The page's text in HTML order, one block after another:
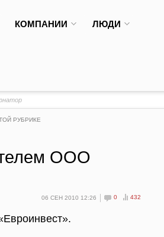
КОМПАНИИ ЛЮДИ
РУБРИКЕ
ООО
06 СЕН 2010 12:26 0 432